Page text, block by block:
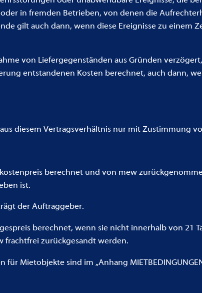
in fremden Betrieben, von denen die
gilt auch dann, wenn diese Ereignisse zu einem
von Liefergegenständen aus Gründen
entstandenen Kosten berechnet, auch dann,
diesem Vertragsverhältnis nur mit Zustimmung
berechnet und von mew
ist.
der Auftraggeber.
berechnet, wenn sie nicht innerhalb von 21
frachtfrei zurückgesandt werden.
Mietobjekte sind im „Anhang